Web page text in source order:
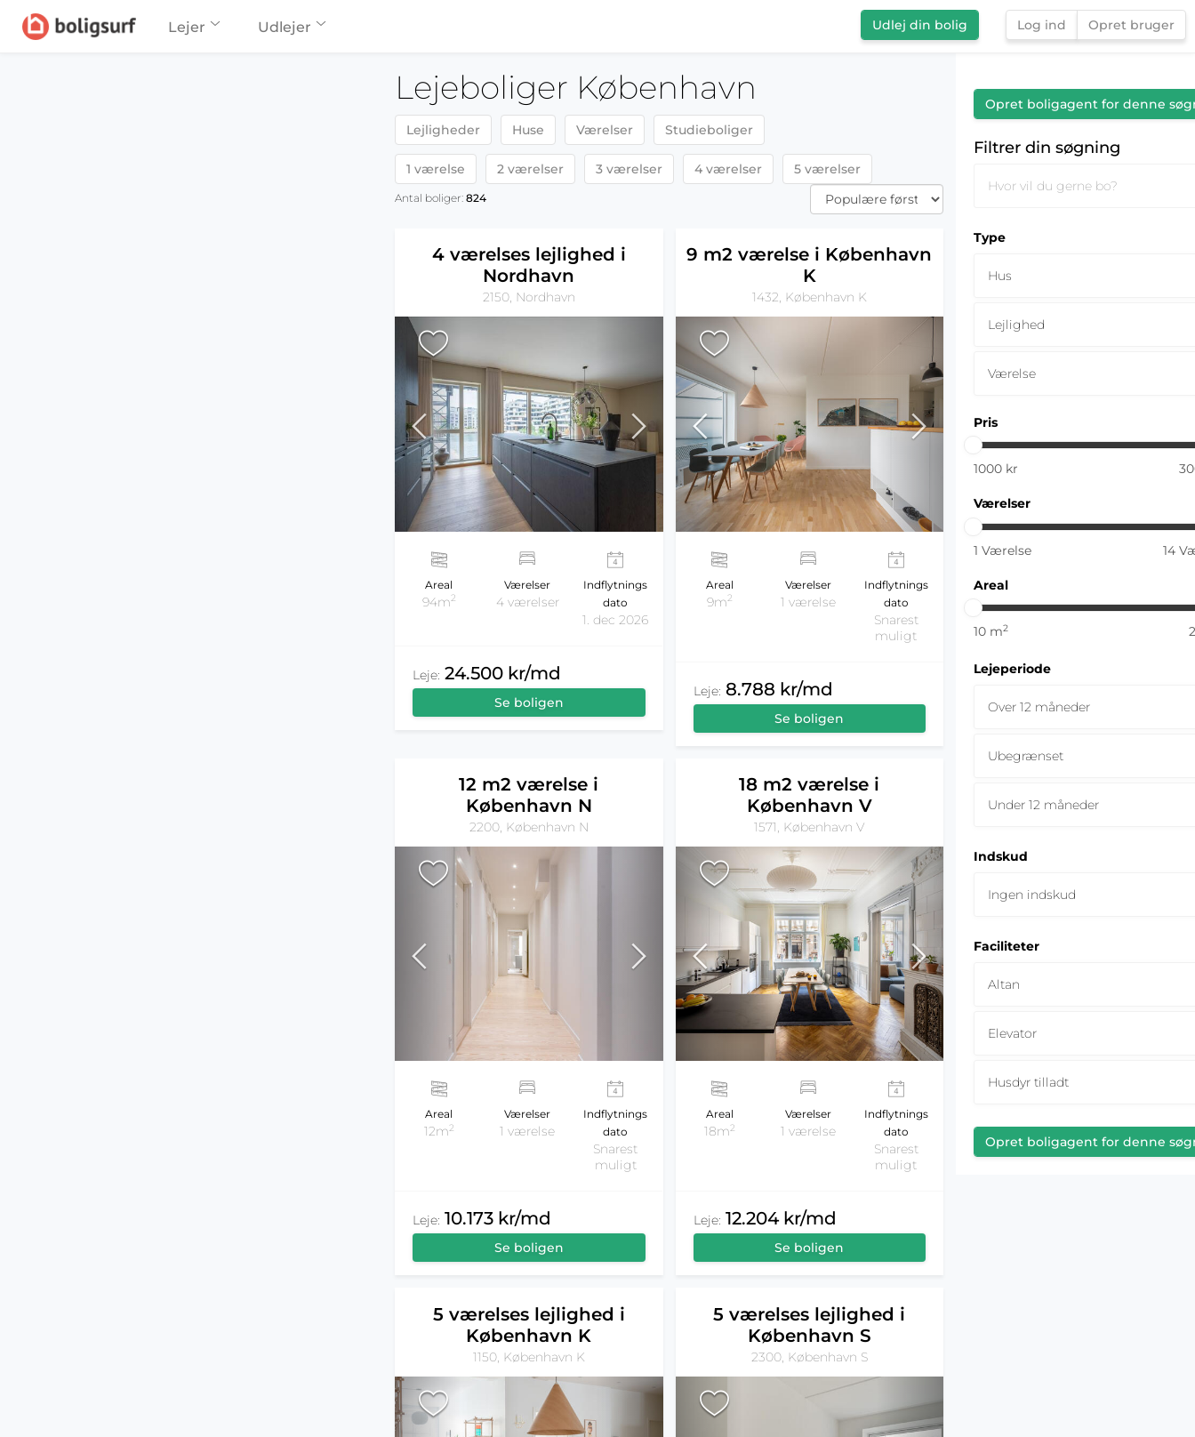
Lejer Udlejer Udlej din bolig Log ind Opret bruger
Lejeboliger København
Lejligheder Huse Værelser Studieboliger
1 værelse 2 værelser 3 værelser 4 værelser 5 værelser
Antal boliger:824
Opret boligagent for denne
Filtrer din søgning
Type
Hus
Lejlighed
Værelse
Pris
1000 kr
Værelser
1 Værelse 14
Areal
10 m2
Lejeperiode
Over 12 måneder
Ubegrænset
Under 12 måneder
Indskud
Ingen indskud
Faciliteter
Altan
Elevator
Husdyr tilladt
Opret boligagent for denne
4 værelses lejlighed i
Nordhavn
2150, Nordhavn
Areal
94m2
Værelser
4 værelser
Indflytnings
dato
1. dec 2026
Leje: 24.500 kr/md
Se boligen
9 m2 værelse i København
K
1432, København K
Areal
9m2
Værelser
1 værelse
Indflytnings
dato
Snarest
muligt
Leje: 8.788 kr/md
Se boligen
12 m2 værelse i
København N
2200, København N
Areal
12m2
Værelser
1 værelse
Indflytnings
dato
Snarest
muligt
Leje: 10.173 kr/md
Se boligen
18 m2 værelse i
København V
1571, København V
Areal
18m2
Værelser
1 værelse
Indflytnings
dato
Snarest
muligt
Leje: 12.204 kr/md
Se boligen
5 værelses lejlighed i
København K
1150, København K
5 værelses lejlighed i
København S
2300, København S